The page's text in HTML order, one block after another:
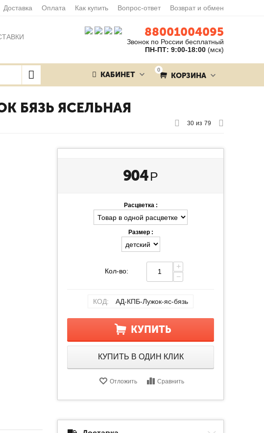
Доставка Оплата Как купить Вопрос-ответ Возврат и обмен
88001004095
Звонок по России бесплатный
ПН-ПТ: 9:00-18:00 (мск)
0
КОРЗИНА
КАБИНЕТ
БЯЗЬ ЯСЕЛЬНАЯ
30 из 79
904 Р
Расцветка :
Размер :
Кол-во:
+
−
КОД: АД-КПБ-Лужок-яс-бязь
КУПИТЬ
КУПИТЬ В ОДИН КЛИК
Отложить Сравнить